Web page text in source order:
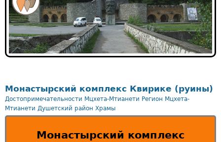
Монастырский комплекс Квирике (руины)
Достопримечательности Мцхета-Мтианети Регион Мцхета-
Мтианети Душетский район Храмы
Монастырский комплекс